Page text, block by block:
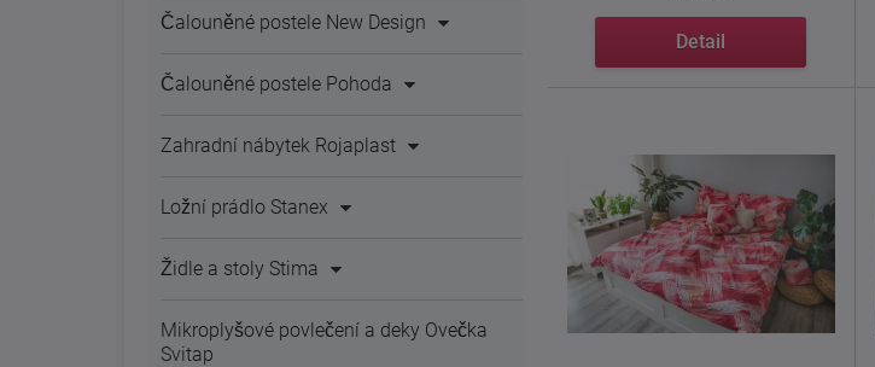
Čalouněné postele New Design
Čalouněné postele Pohoda
Zahradní nábytek Rojaplast
Ložní prádlo Stanex
Židle a stoly Stima
Mikroplyšové povlečení a deky Ovečka
Svitap
Detail